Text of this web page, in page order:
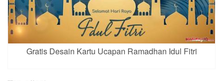
Gratis Desain Kartu Ucapan Ramadhan Idul Fitri